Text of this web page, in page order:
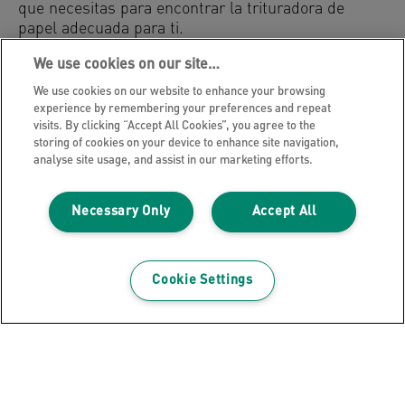
que necesitas para encontrar la trituradora de
papel adecuada para ti.
GUÍA DE COMPRA DE DESTRUCTORAS DE PAPEL
We use cookies on our site…
We use cookies on our website to enhance your browsing
experience by remembering your preferences and repeat
visits. By clicking “Accept All Cookies”, you agree to the
storing of cookies on your device to enhance site navigation,
analyse site usage, and assist in our marketing efforts.
Accept All
Necessary Only
Cookie Settings